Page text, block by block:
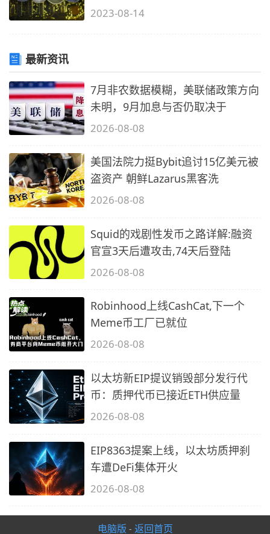
2023-08-14
最新资讯
7月非农数据模糊，美联储政策方向
未明，9月加息与否仍取决于
2026-08-08
美国法院力挺Bybit追讨15亿美元被
盗资产 朝鲜Lazarus黑客洗
2026-08-08
Squid的戏剧性发币之路详解:融资
官宣3天后遭攻击,74天后登陆
2026-08-08
Robinhood上线CashCat,下一个
Meme币工厂已就位
2026-08-08
以太坊新EIP提议销毁部分发行代
币：质押代币已接近ETH供应量
2026-08-08
EIP8363提案上线，以太坊质押刹
车遭DeFi集体开火
2026-08-08
电脑版 - 返回首页